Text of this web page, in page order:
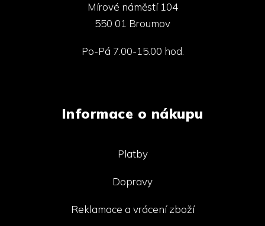
Mírové náměstí 104
550 01 Broumov
Po-Pá 7.00-15.00 hod.
Informace o nákupu
Platby
Dopravy
Reklamace a vrácení zboží